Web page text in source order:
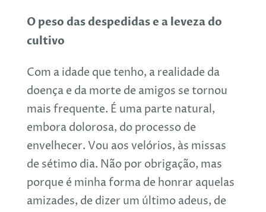
O peso das despedidase a leveza do
cultivo
Com a idade que tenho, a realidade da
doença e da morte de amigos se tornou
mais frequente. É uma parte natural,
embora dolorosa, do processo de
envelhecer. Vou aos velórios, às missas
de sétimo dia. Não por obrigação, mas
porque é minha forma de honrar aquelas
amizades, de dizer um último adeus, de